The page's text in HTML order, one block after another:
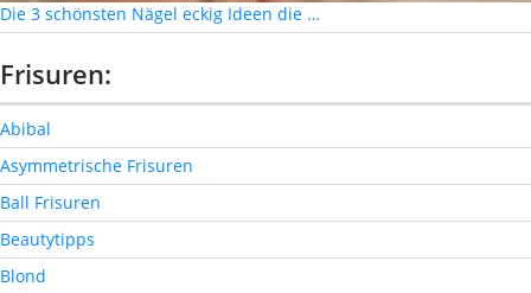
Die 3 schönsten Nägel eckig Ideen die …
Frisuren:
Abibal
Asymmetrische Frisuren
Ball Frisuren
Beautytipps
Blond